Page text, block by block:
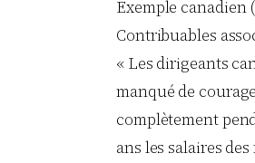
Exemple canadien
Contribuables
« Les dirigeants
manqué de
complètement
ans les salaires